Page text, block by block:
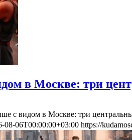
в Москве: три
с видом в Москве: три
08-06T00:00:00+03:00 https://